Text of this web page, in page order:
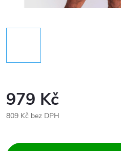
979 Kč
809 Kč bez DPH